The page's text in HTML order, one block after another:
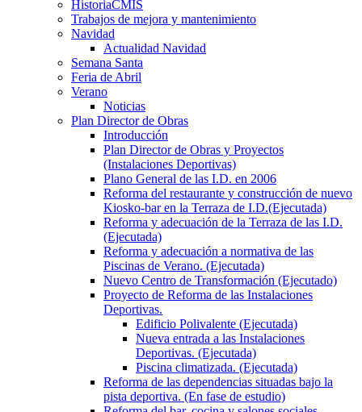
HistoriaCMIS
Trabajos de mejora y mantenimiento
Navidad
Actualidad Navidad
Semana Santa
Feria de Abril
Verano
Noticias
Plan Director de Obras
Introducción
Plan Director de Obras y Proyectos
(Instalaciones Deportivas)
Plano General de las I.D. en 2006
Reforma del restaurante y construcción de nuevo
Kiosko-bar en la Terraza de I.D.(Ejecutada)
Reforma y adecuación de la Terraza de las I.D.
(Ejecutada)
Reforma y adecuación a normativa de las
Piscinas de Verano. (Ejecutada)
Nuevo Centro de Transformación (Ejecutado)
Proyecto de Reforma de las Instalaciones
Deportivas.
Edificio Polivalente (Ejecutada)
Nueva entrada a las Instalaciones
Deportivas. (Ejecutada)
Piscina climatizada. (Ejecutada)
Reforma de las dependencias situadas bajo la
pista deportiva. (En fase de estudio)